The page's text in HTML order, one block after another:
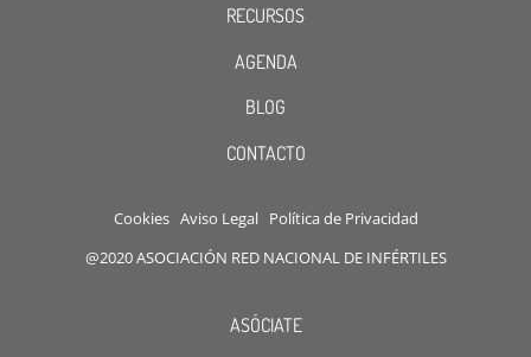
RECURSOS
AGENDA
BLOG
CONTACTO
Cookies Aviso Legal Política de Privacidad
@2020 ASOCIACIÓN RED NACIONAL DE INFÉRTILES
ASÓCIATE